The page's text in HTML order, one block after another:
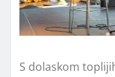
S dolaskom